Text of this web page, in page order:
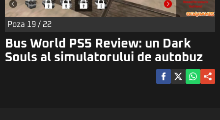
Poza 19 / 22
Bus World PS5 Review: un Dark
Souls al simulatorului de autobuz